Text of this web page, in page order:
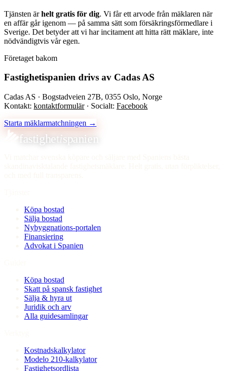
Fastighetsordlista
Tjänsten ärhelt gratis för dig. Vi får ett arvode från mäklaren när
en affär går igenom — på samma sätt som försäkringsförmedlare i
Sverige. Det betyder att vi har incitament att hitta rätt mäklare, inte
nödvändigtvis vår egen.
Företaget bakom
Fastighetispanien drivs av Cadas AS
Cadas AS · Bogstadveien 27B, 0355 Oslo, Norge
Kontakt: kontaktformulär · Socialt: Facebook
Starta mäklarmatchningen →
fastighetispanien
Köpa bostad
Sälja bostad
Nybyggnations-portalen
Finansiering
Advokat i Spanien
Köpa bostad
Skatt på spansk fastighet
Sälja & hyra ut
Juridik och arv
Alla guidesamlingar
Kostnadskalkylator
Modelo 210-kalkylator
Fastighetsordlista